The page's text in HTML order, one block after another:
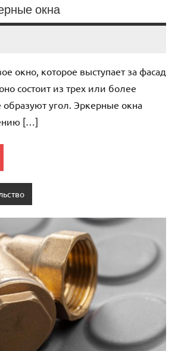
окна
окно, которое выступает за фасад
состоит из трех или более
образуют угол. Эркерные окна
[…]